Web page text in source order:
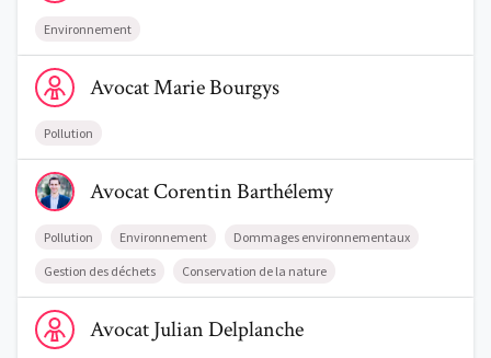
Environnement
Voir le profil de AvocatMarie Bourgys
AvocatMarieBourgys
Pollution
Voir le profil de AvocatCorentin Barthélemy
AvocatCorentinBarthélemy
Pollution Environnement Dommages environnementaux
Gestion des déchets Conservation de la nature
Voir le profil de AvocatJulian Delplanche
AvocatJulianDelplanche